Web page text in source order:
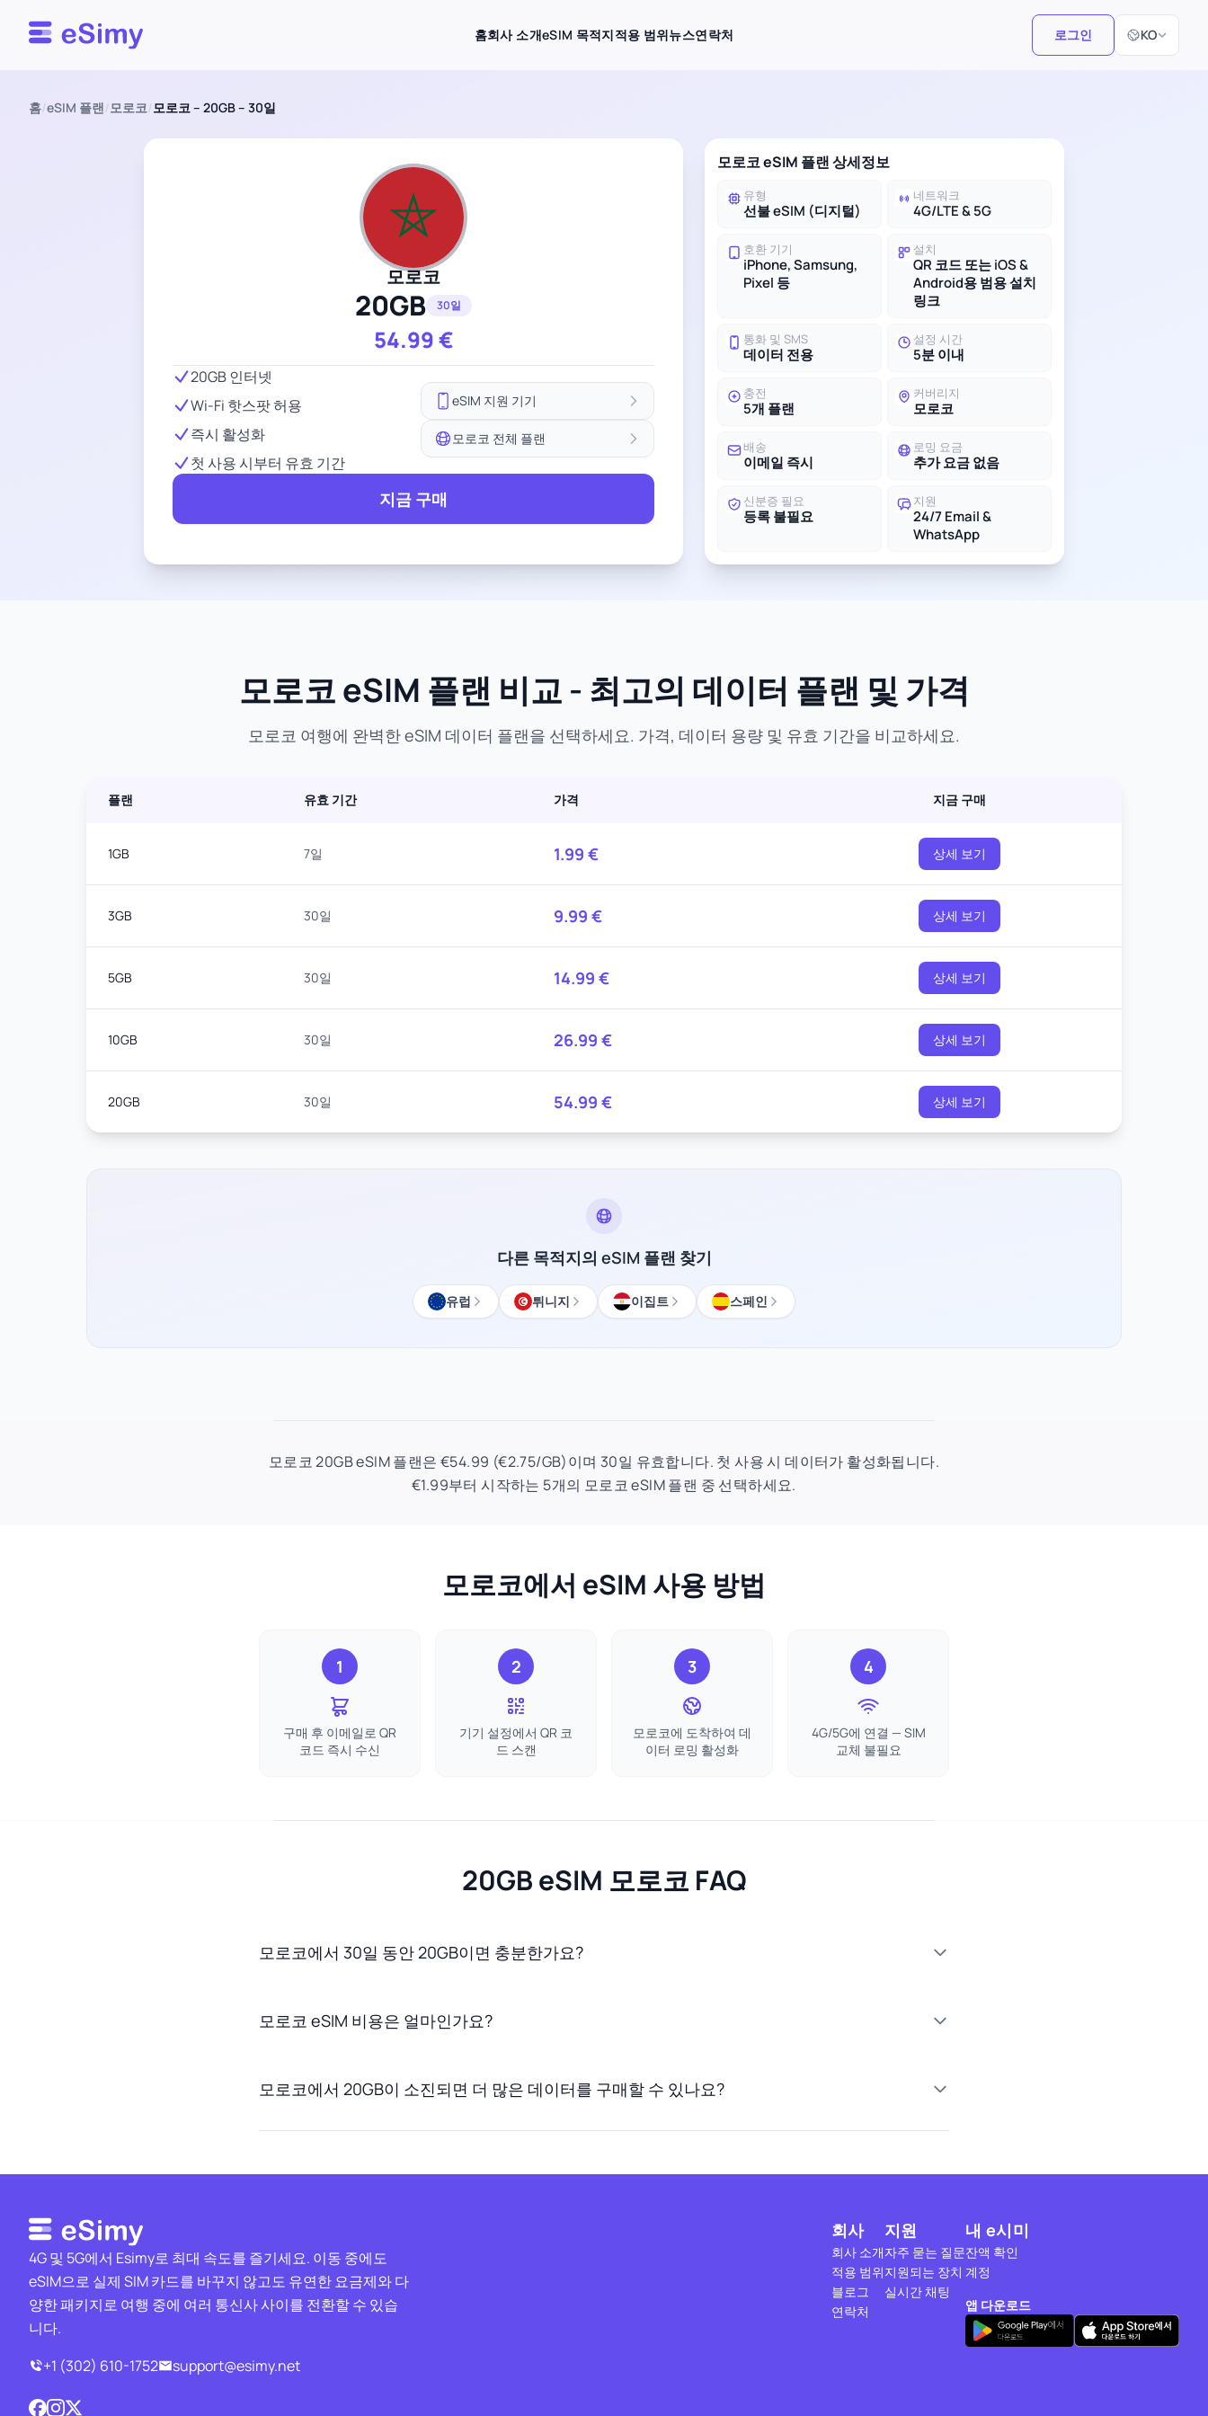
Esimy 홈회사 소개eSIM 목적지적용 범위뉴스연락처 로그인 KO
언어 선택
홈/eSIM 플랜/모로코/모로코 – 20GB – 30일
모로코
20GB 30일
54.99€
20GB 인터넷
Wi-Fi 핫스팟 허용
즉시 활성화
첫 사용 시부터 유효 기간
eSIM 지원 기기
모로코 전체 플랜
지금 구매
모로코 eSIM 플랜 상세정보
유형
선불 eSIM (디지털)
네트워크
4G/LTE & 5G
호환 기기
iPhone, Samsung,
Pixel 등
설치
QR 코드 또는 iOS &
Android용 범용 설치
링크
통화 및 SMS
데이터 전용
설정 시간
5분 이내
충전
5개 플랜
커버리지
모로코
배송
이메일 즉시
로밍 요금
추가 요금 없음
신분증 필요
등록 불필요
지원
24/7 Email &
WhatsApp
모로코 eSIM 플랜 비교 - 최고의 데이터 플랜 및 가격
모로코 여행에 완벽한 eSIM 데이터 플랜을 선택하세요. 가격, 데이터 용량 및 유효 기간을 비교하세요.
플랜 유효 기간 가격 지금 구매
1GB 7일 1.99 € 상세 보기
3GB 30일 9.99 € 상세 보기
5GB 30일 14.99 € 상세 보기
10GB 30일 26.99 € 상세 보기
20GB 30일 54.99 € 상세 보기
다른 목적지의 eSIM 플랜 찾기
유럽 튀니지 이집트 스페인
모로코 20GB eSIM 플랜은 €54.99 (€2.75/GB)이며 30일 유효합니다. 첫 사용 시 데이터가 활성화됩니다.
€1.99부터 시작하는 5개의 모로코 eSIM 플랜 중 선택하세요.
모로코에서 eSIM 사용 방법
1
구매 후 이메일로 QR
코드 즉시 수신
2
기기 설정에서 QR 코
드 스캔
3
모로코에 도착하여 데
이터 로밍 활성화
4
4G/5G에 연결 — SIM
교체 불필요
20GB eSIM 모로코 FAQ
모로코에서 30일 동안 20GB이면 충분한가요?
모로코 eSIM 비용은 얼마인가요?
모로코에서 20GB이 소진되면 더 많은 데이터를 구매할 수 있나요?
4G 및 5G에서 Esimy로 최대 속도를 즐기세요. 이동 중에도
eSIM으로 실제 SIM 카드를 바꾸지 않고도 유연한 요금제와 다
양한 패키지로 여행 중에 여러 통신사 사이를 전환할 수 있습
니다.
+1 (302) 610-1752
support@esimy.net
회사
회사 소개
적용 범위
블로그
연락처
지원
자주 묻는 질문
지원되는 장치
실시간 채팅
내 e시미
잔액 확인
계정
앱 다운로드